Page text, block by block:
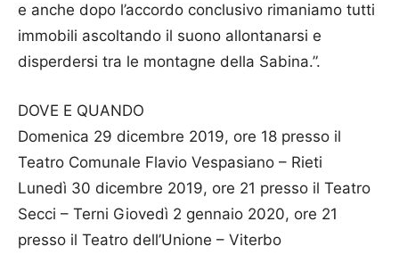
e anche dopo l’accordo conclusivo rimaniamo tutti
immobili ascoltando il suono allontanarsi e
disperdersi tra le montagne della Sabina.”.
DOVE E QUANDO
Domenica 29 dicembre 2019, ore 18 presso il
Teatro Comunale Flavio Vespasiano – Rieti
Lunedì 30 dicembre 2019, ore 21 presso il Teatro
Secci – Terni Giovedì 2 gennaio 2020, ore 21
presso il Teatro dell’Unione – Viterbo